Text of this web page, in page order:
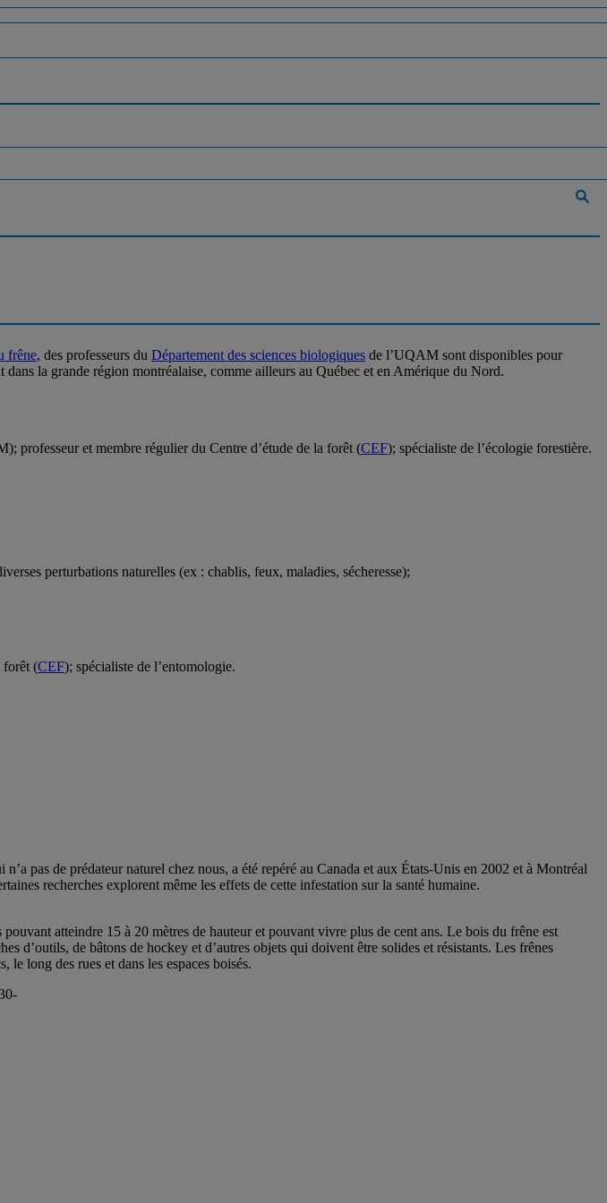
frêne, des professeurs du Département des sciences biologiques de l’UQAM sont disponibles pour
la grande région montréalaise, comme ailleurs au Québec et en Amérique du Nord.
professeur et membre régulier du Centre d’étude de la forêt (CEF); spécialiste de l’écologie forestière.
perturbations naturelles (ex : chablis, feux, maladies, sécheresse);
forêt (CEF); spécialiste de l’entomologie.
pas de prédateur naturel chez nous, a été repéré au Canada et aux États-Unis en 2002 et à Montréal
recherches explorent même les effets de cette infestation sur la santé humaine.
atteindre 15 à 20 mètres de hauteur et pouvant vivre plus de cent ans. Le bois du frêne est
d’outils, de bâtons de hockey et d’autres objets qui doivent être solides et résistants. Les frênes
long des rues et dans les espaces boisés.